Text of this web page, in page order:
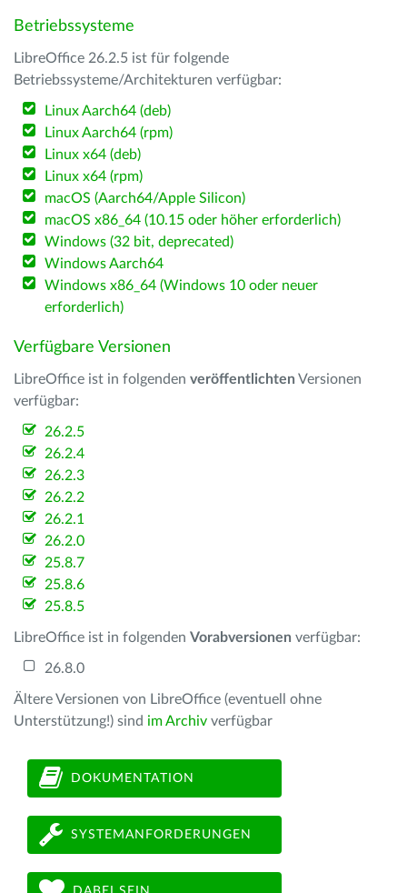
Betriebssysteme
LibreOffice 26.2.5 ist für folgende
Betriebssysteme/Architekturen verfügbar:
Linux Aarch64 (deb)
Linux Aarch64 (rpm)
Linux x64 (deb)
Linux x64 (rpm)
macOS (Aarch64/Apple Silicon)
macOS x86_64 (10.15 oder höher erforderlich)
Windows (32 bit, deprecated)
Windows Aarch64
Windows x86_64 (Windows 10 oder neuer
erforderlich)
Verfügbare Versionen
LibreOffice ist in folgenden veröffentlichten Versionen
verfügbar:
26.2.5
26.2.4
26.2.3
26.2.2
26.2.1
26.2.0
25.8.7
25.8.6
25.8.5
LibreOffice ist in folgenden Vorabversionen verfügbar:
26.8.0
Ältere Versionen von LibreOffice (eventuell ohne
Unterstützung!) sind im Archiv verfügbar
DOKUMENTATION
SYSTEMANFORDERUNGEN